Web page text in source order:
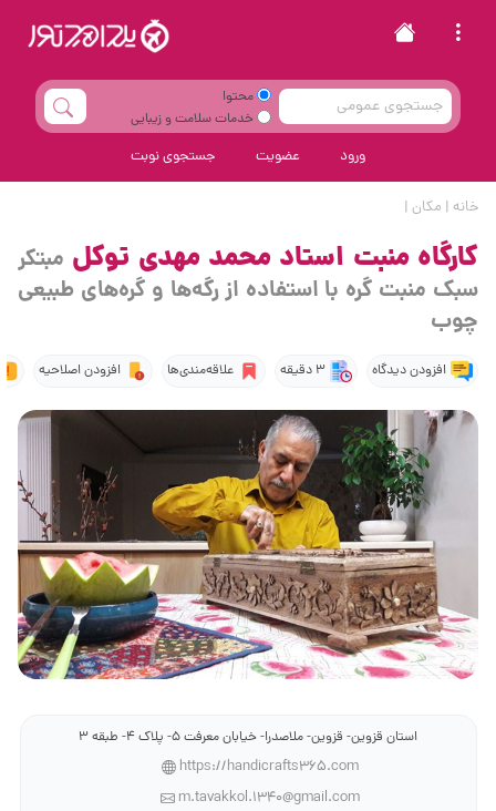
محتوا
خدمات سلامت و زیبایی
ورود عضویت جستجوی نوبت
خانه | مکان |
کارگاه منبت استاد محمد مهدی توکل مبتکر
سبک منبت گره با استفاده از رگه‌ها و گره‌های طبیعی
چوب
افزودن دیدگاه 3 دقیقه علاقه‌مندی‌ها افزودن اصلاحیه
استان قزوین- قزوین- ملاصدرا- خیابان معرفت 5- پلاک 4- طبقه 3
https://handicrafts365.com
m.tavakkol.1340@gmail.com